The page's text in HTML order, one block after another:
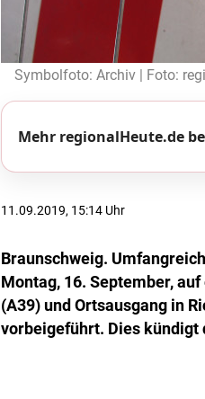
Symbolfoto: Archiv | Foto:
Mehr regionalHeute.de
11.09.2019, 15:14 Uhr
Braunschweig.
Montag, 16. September,
(A39) und Ortsausgang in
vorbeigeführt. Dies kündigt